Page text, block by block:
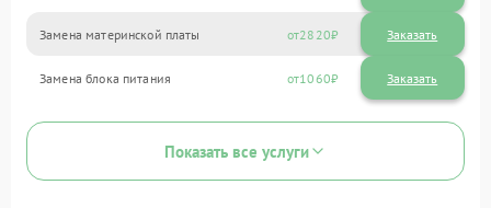
Замена материнской платы 2820
Замена блока питания 1060
Показать все услуги